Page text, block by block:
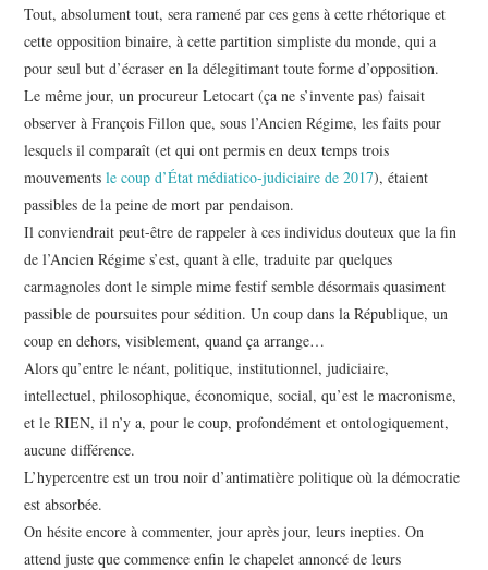
Tout, absolument tout, sera ramené par ces gens à cette rhétorique et
cette opposition binaire, à cette partition simpliste du monde, qui a
pour seul but d’écraser en la délegitimant toute forme d’opposition.
Le même jour, un procureur Letocart (ça ne s’invente pas) faisait
observer à François Fillon que, sous l’Ancien Régime, les faits pour
lesquels il comparaît (et qui ont permis en deux temps trois
mouvementsle coup d’État médiatico-judiciaire de 2017), étaient
passibles de la peine de mort par pendaison.
Il conviendrait peut-être de rappeler à ces individus douteux que la fin
de l’Ancien Régime s’est, quant à elle, traduite par quelques
carmagnoles dont le simple mime festif semble désormais quasiment
passible de poursuites pour sédition. Un coup dans la République, un
coup en dehors, visiblement, quand ça arrange…
Alors qu’entre le néant, politique, institutionnel, judiciaire,
intellectuel, philosophique, économique, social, qu’est le macronisme,
et le RIEN, il n’y a, pour le coup, profondément et ontologiquement,
aucune différence.
L’hypercentre est un trou noir d’antimatière politique où la démocratie
est absorbée.
On hésite encore à commenter, jour après jour, leurs inepties. On
attend juste que commence enfin le chapelet annoncé de leurs